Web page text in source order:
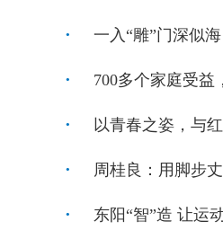
一入“雕”门深似
700多个家庭受益
以青春之姿，与
周桂良：用脚步
东阳“智”造 让运